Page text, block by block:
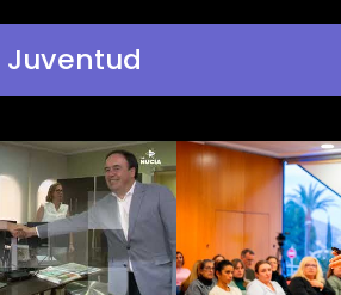
Juventud